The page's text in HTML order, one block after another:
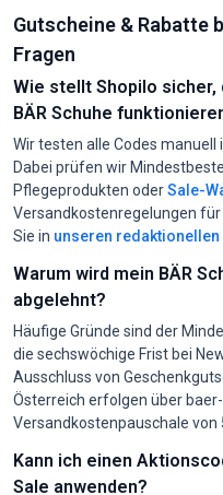
Gutscheine & Rabatte
Fragen
Wie stellt Shopilo
BÄR Schuhe
Wir testen alle Codes manuell
Dabei prüfen wir
Pflegeprodukten oderSale-
Versandkostenregelungen
Sie in unseren redaktionellen
Warum wird mein BÄR
abgelehnt?
Häufige Gründe sind der
die sechswöchige Frist bei
Ausschluss von
Österreich erfolgen über
Versandkostenpauschale von
Kann ich einen
Sale anwenden?